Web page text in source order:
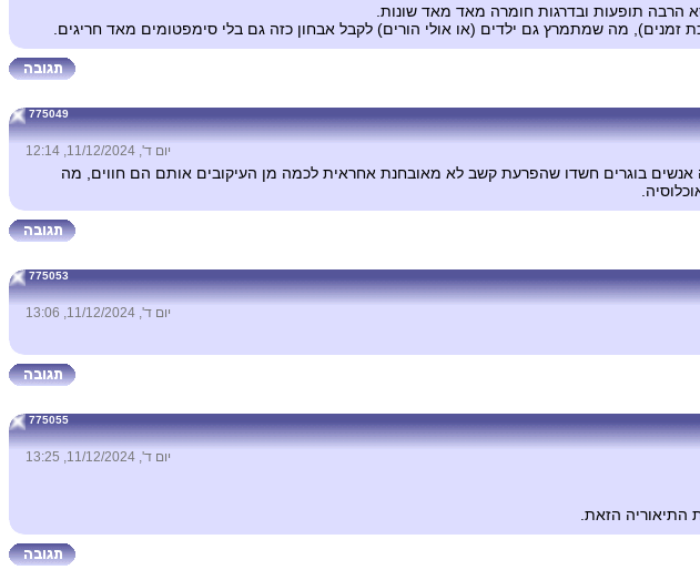
הרבה תופעות ובדרגות חומרה מאד מאד שונות.
מה שמתמרץ גם ילדים (או אולי הורים) לקבל אבחון כזה גם בלי סימפטומים מאד חריגים.
775049
יום ד', 11/12/2024, 12:14
בוגרים חשדו שהפרעת קשב לא מאובחנת אחראית לכמה מן העיקובים אותם הם חווים, מה
775053
יום ד', 11/12/2024, 13:06
775055
יום ד', 11/12/2024, 13:25
הזאת.